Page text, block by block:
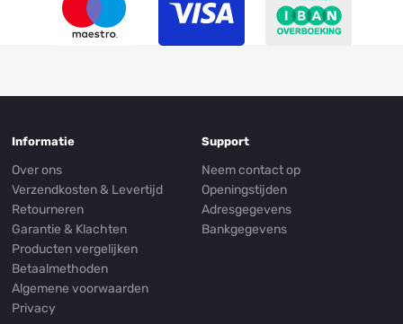
Informatie
Over ons
Verzendkosten & Levertijd
Retourneren
Garantie & Klachten
Producten vergelijken
Betaalmethoden
Algemene voorwaarden
Privacy
Support
Neem contact op
Openingstijden
Adresgegevens
Bankgegevens